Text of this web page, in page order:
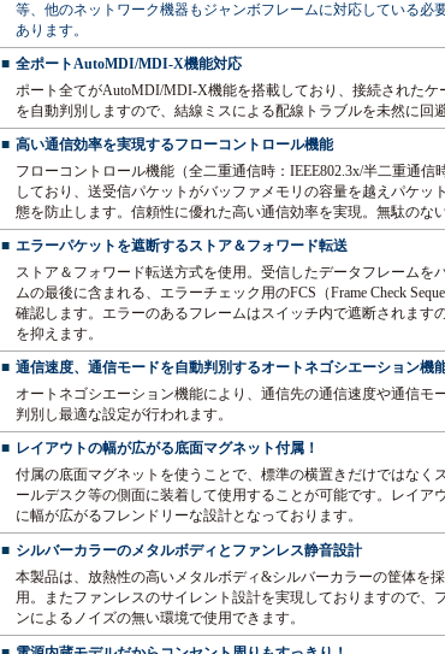
等、他のネットワーク機器もジャンボフレームに対応している必
あります。
■ 全ポートAutoMDI/MDI-X機能対応
ポート全てがAutoMDI/MDI-X機能を搭載しており、接続されたケ
を自動判別しますので、結線ミスによる配線トラブルを未然に回
■ 高い通信効率を実現するフローコントロール機能
フローコントロール機能（全二重通信時：IEEE802.3x/半二重通
しており、送受信パケットがバッファメモリの容量を越えパケッ
態を防止します。信頼性に優れた高い通信効率を実現。無駄のな
■ エラーパケットを遮断するストア＆フォワード転送
ストア＆フォワード転送方式を使用。受信したデータフレームを
ムの最後に含まれる、エラーチェック用のFCS（Frame Check
確認します。エラーのあるフレームはスイッチ内で遮断されます
を抑えます。
■ 通信速度、通信モードを自動判別するオートネゴシエーション機
オートネゴシエーション機能により、通信先の通信速度や通信モ
判別し最適な設定が行われます。
■ レイアウトの幅が広がる底面マグネット付属！
付属の底面マグネットを使うことで、標準の横置きだけではなく
ールデスク等の側面に装着して使用することが可能です。レイア
に幅が広がるフレンドリーな設計となっております。
■ シルバーカラーのメタルボディとファンレス静音設計
本製品は、放熱性の高いメタルボディ&シルバーカラーの筐体を採
用。またファンレスのサイレント設計を実現しておりますので、
ンによるノイズの無い環境で使用できます。